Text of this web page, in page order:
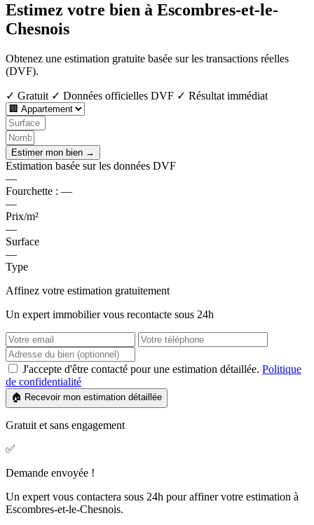
Estimez votre bien à Escombres-et-le-
Chesnois
Obtenez une estimation gratuite basée sur les transactions réelles
(DVF).
✓ Gratuit ✓ Données officielles DVF ✓ Résultat immédiat
Estimer mon bien →
Estimation basée sur les données DVF
—
Fourchette : —
—
Prix/m²
—
Surface
—
Type
Affinez votre estimation gratuitement
Un expert immobilier vous recontacte sous 24h
J'accepte d'être contacté pour une estimation détaillée. Politique
de confidentialité
🏠 Recevoir mon estimation détaillée
Gratuit et sans engagement
✅
Demande envoyée !
Un expert vous contactera sous 24h pour affiner votre estimation à
Escombres-et-le-Chesnois.